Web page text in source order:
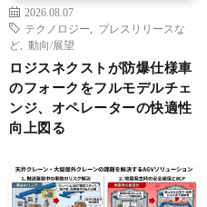
2026.08.07
テクノロジー
プレスリリースな
ど
動向/展望
ロジスネクストが防爆仕様車
のフォークをフルモデルチェ
ンジ、オペレーターの快適性
向上図る